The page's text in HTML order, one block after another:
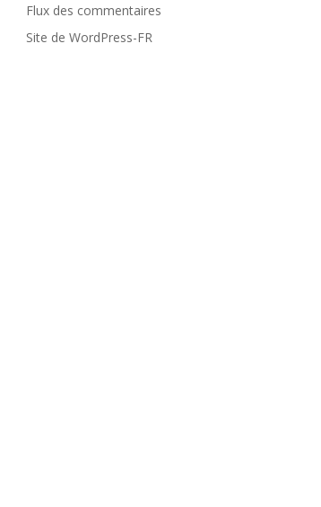
Flux des commentaires
Site de WordPress-FR